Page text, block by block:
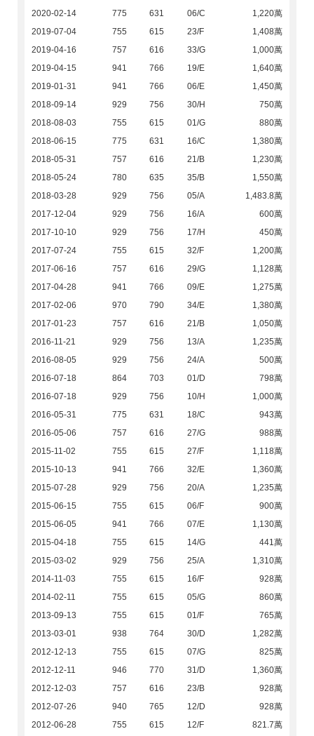
2020-02-14
775 631 06/C
1,220萬
2019-07-04
755 615 23/F
1,408萬
2019-04-16
757 616 33/G
1,000萬
2019-04-15
941 766 19/E
1,640萬
2019-01-31
941 766 06/E
1,450萬
2018-09-14
929 756 30/H
750萬
2018-08-03
755 615 01/G
880萬
2018-06-15
775 631 16/C
1,380萬
2018-05-31
757 616 21/B
1,230萬
2018-05-24
780 635 35/B
1,550萬
2018-03-28
929 756 05/A
1,483.8萬
2017-12-04
929 756 16/A
600萬
2017-10-10
929 756 17/H
450萬
2017-07-24
755 615 32/F
1,200萬
2017-06-16
757 616 29/G
1,128萬
2017-04-28
941 766 09/E
1,275萬
2017-02-06
970 790 34/E
1,380萬
2017-01-23
757 616 21/B
1,050萬
2016-11-21
929 756 13/A
1,235萬
2016-08-05
929 756 24/A
500萬
2016-07-18
864 703 01/D
798萬
2016-07-18
929 756 10/H
1,000萬
2016-05-31
775 631 18/C
943萬
2016-05-06
757 616 27/G
988萬
2015-11-02
755 615 27/F
1,118萬
2015-10-13
941 766 32/E
1,360萬
2015-07-28
929 756 20/A
1,235萬
2015-06-15
755 615 06/F
900萬
2015-06-05
941 766 07/E
1,130萬
2015-04-18
755 615 14/G
441萬
2015-03-02
929 756 25/A
1,310萬
2014-11-03
755 615 16/F
928萬
2014-02-11
755 615 05/G
860萬
2013-09-13
755 615 01/F
765萬
2013-03-01
938 764 30/D
1,282萬
2012-12-13
755 615 07/G
825萬
2012-12-11
946 770 31/D
1,360萬
2012-12-03
757 616 23/B
928萬
2012-07-26
940 765 12/D
928萬
2012-06-28
755 615 12/F
821.7萬